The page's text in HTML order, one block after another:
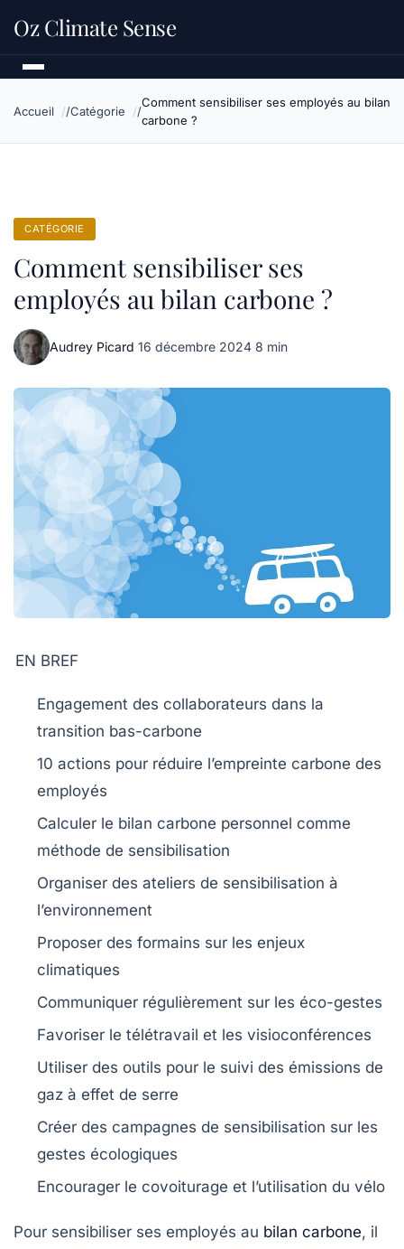
Oz Climate Sense
Accueil Catégorie
Comment sensibiliser ses employés au bilan
carbone ?
CATÉGORIE
Comment sensibiliser ses
employés au bilan carbone ?
Audrey Picard·16 décembre 2024·8 min
EN BREF
Engagement des collaborateurs dans la
transition bas-carbone
10 actions pour réduire l’empreinte carbone des
employés
Calculer le bilan carbone personnel comme
méthode de sensibilisation
Organiser des ateliers de sensibilisation à
l’environnement
Proposer des formains sur les enjeux
climatiques
Communiquer régulièrement sur les éco-gestes
Favoriser le télétravail et les visioconférences
Utiliser des outils pour le suivi des émissions de
gaz à effet de serre
Créer des campagnes de sensibilisation sur les
gestes écologiques
Encourager le covoiturage et l’utilisation du vélo
Pour sensibiliser ses employés au bilan carbone, il